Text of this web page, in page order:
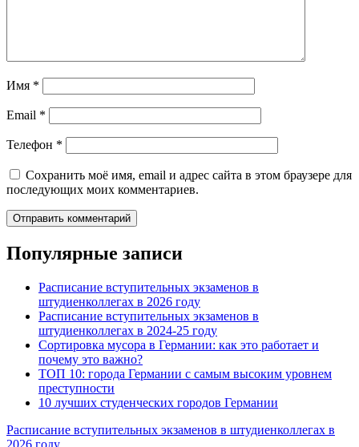
Имя *
Email *
Телефон *
Сохранить моё имя, email и адрес сайта в этом браузере для
последующих моих комментариев.
Популярные записи
Расписание вступительных экзаменов в
штудиенколлегах в 2026 году
Расписание вступительных экзаменов в
штудиенколлегах в 2024-25 году
Сортировка мусора в Германии: как это работает и
почему это важно?
ТОП 10: города Германии с самым высоким уровнем
преступности
10 лучших студенческих городов Германии
Расписание вступительных экзаменов в штудиенколлегах в
2026 году